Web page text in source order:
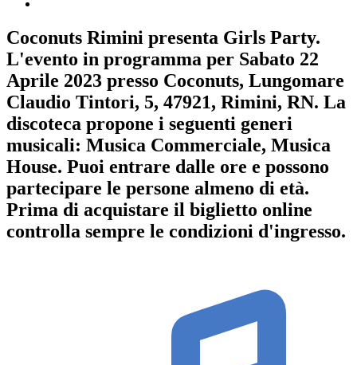
Coconuts Rimini presenta Girls Party.
L'evento in programma per Sabato 22
Aprile 2023 presso Coconuts, Lungomare
Claudio Tintori, 5, 47921, Rimini, RN. La
discoteca propone i seguenti generi
musicali: Musica Commerciale, Musica
House. Puoi entrare dalle ore e possono
partecipare le persone almeno di età.
Prima di acquistare il biglietto online
controlla sempre le condizioni d'ingresso.